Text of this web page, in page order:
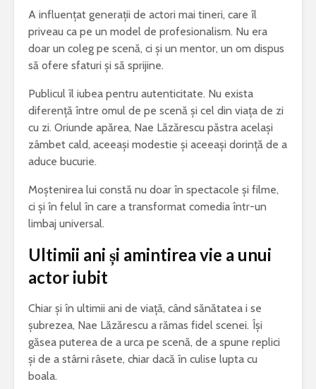
A influențat generații de actori mai tineri, care îl
priveau ca pe un model de profesionalism. Nu era
doar un coleg pe scenă, ci și un mentor, un om dispus
să ofere sfaturi și să sprijine.
Publicul îl iubea pentru autenticitate. Nu exista
diferență între omul de pe scenă și cel din viața de zi
cu zi. Oriunde apărea, Nae Lăzărescu păstra același
zâmbet cald, aceeași modestie și aceeași dorință de a
aduce bucurie.
Moștenirea lui constă nu doar în spectacole și filme,
ci și în felul în care a transformat comedia într-un
limbaj universal.
Ultimii ani și amintirea vie a unui
actor iubit
Chiar și în ultimii ani de viață, când sănătatea i se
șubrezea, Nae Lăzărescu a rămas fidel scenei. Își
găsea puterea de a urca pe scenă, de a spune replici
și de a stârni râsete, chiar dacă în culise lupta cu
boala.